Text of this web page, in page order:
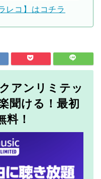
レコ】はコチラ
アンリミテッ
聞ける！最初
料！